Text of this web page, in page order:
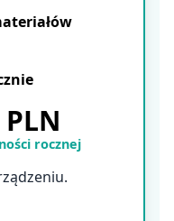
rocznej